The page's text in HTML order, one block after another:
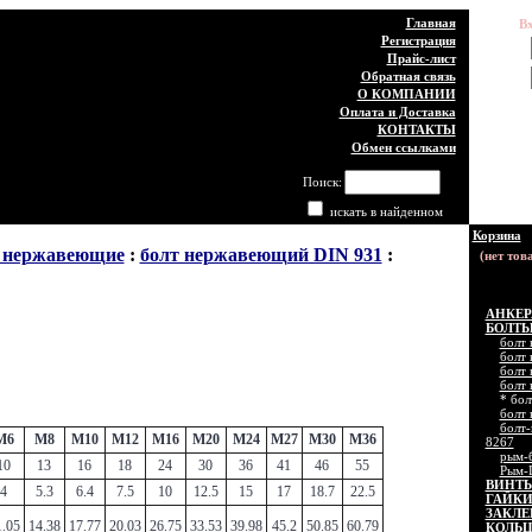
Главная
Регистрация
Прайс-лист
Обратная связь
О КОМПАНИИ
Оплата и Доставка
КОНТАКТЫ
Обмен ссылками
Поиск:
искать в найденном
: болт нержавеющий DIN 931 :
M8 M10 M12 M16 M20 M24 M27 M30
M36
13 16 18 24 30 36 41 46
55
4
5.3 6.4 7.5 10 12.5 15 17 18.7 22.5
14.38 17.77 20.03 26.75 33.53 39.98 45.2 50.85 60.79
Корзина
БОЛТЫ
болт
болт
болт
болт
*
болт
8267
рым-
Рым-
ВИНТЫ
ГАЙКИ